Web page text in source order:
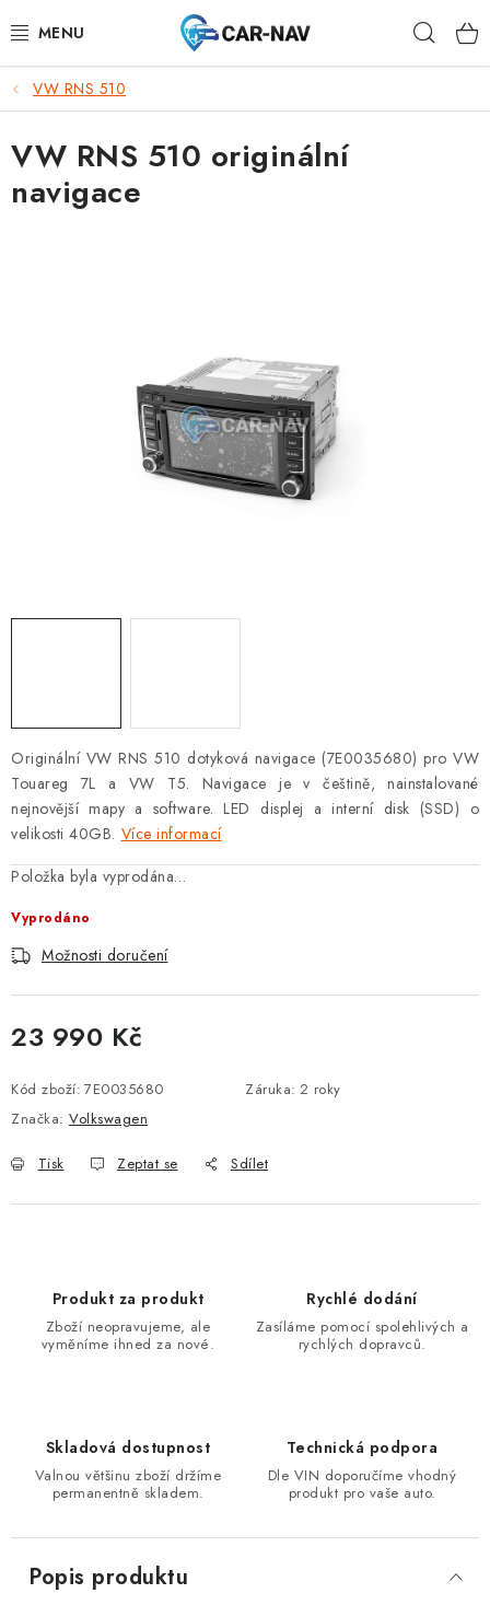
na
AUDI
BMW
FORD
MERCEDES-BENZ
ŠKODA
TOYOTA
VW
Cookies a podmínky používání stránek
VW RNS 510
Originální VW RNS 510 dotyková navigace (7E0035680) pro VW
Touareg 7L a VW T5. Navigace je v češtině, nainstalované
nejnovější mapy a software. LED displej a interní disk (SSD) o
velikosti 40GB. Více informací
Položka byla vyprodána…
Vyprodáno
Možnosti doručení
23 990 Kč
Kód zboží: 7E0035680 Záruka: 2 roky
Značka: Volkswagen
Tisk Zeptat se Sdílet
VW RNS 510 originální
navigace
Produkt za produkt
Zboží neopravujeme, ale
vyměníme ihned za nové.
Rychlé dodání
Zasíláme pomocí spolehlivých a
rychlých dopravců.
Skladová dostupnost
Valnou většinu zboží držíme
permanentně skladem.
Technická podpora
Dle VIN doporučíme vhodný
produkt pro vaše auto.
Popis produktu